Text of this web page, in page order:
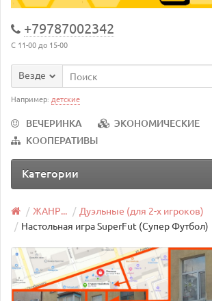
+79787002342
С 11-00 до 15-00
Везде
Например: детские
ВЕЧЕРИНКА
ЭКОНОМИЧЕСКИЕ
КООПЕРАТИВЫ
Категории
ЖАНР...
Дуэльные (для 2-х игроков)
Настольная игра SuperFut (Супер Футбол)